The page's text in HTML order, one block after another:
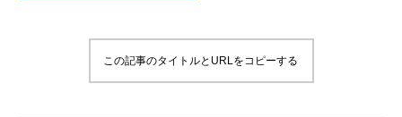
この記事のタイトルとURLをコピーする